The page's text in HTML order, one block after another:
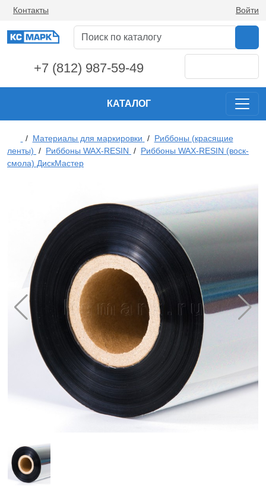
Контакты Войти
+7 (812) 987-59-49
КАТАЛОГ
/ Материалы для маркировки / Риббоны (красящие
ленты) / Риббоны WAX-RESIN / Риббоны WAX-RESIN (воск-
смола) ДискМастер